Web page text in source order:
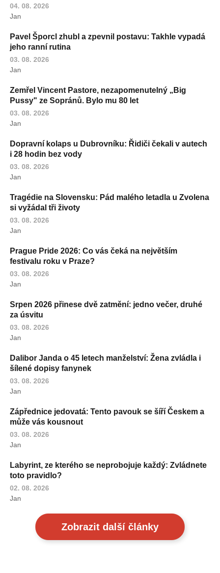
04. 08. 2026
Jan
Pavel Šporcl zhubl a zpevnil postavu: Takhle vypadá
jeho ranní rutina
03. 08. 2026
Jan
Zemřel Vincent Pastore, nezapomenutelný „Big
Pussy" ze Sopránů. Bylo mu 80 let
03. 08. 2026
Jan
Dopravní kolaps u Dubrovníku: Řidiči čekali v autech
i 28 hodin bez vody
03. 08. 2026
Jan
Tragédie na Slovensku: Pád malého letadla u Zvolena
si vyžádal tři životy
03. 08. 2026
Jan
Prague Pride 2026: Co vás čeká na největším
festivalu roku v Praze?
03. 08. 2026
Jan
Srpen 2026 přinese dvě zatmění: jedno večer, druhé
za úsvitu
03. 08. 2026
Jan
Dalibor Janda o 45 letech manželství: Žena zvládla i
šílené dopisy fanynek
03. 08. 2026
Jan
Zápřednice jedovatá: Tento pavouk se šíří Českem a
může vás kousnout
03. 08. 2026
Jan
Labyrint, ze kterého se neprobojuje každý: Zvládnete
toto pravidlo?
02. 08. 2026
Jan
Zobrazit další články